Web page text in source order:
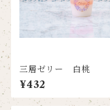
三層ゼリー 白桃
¥432